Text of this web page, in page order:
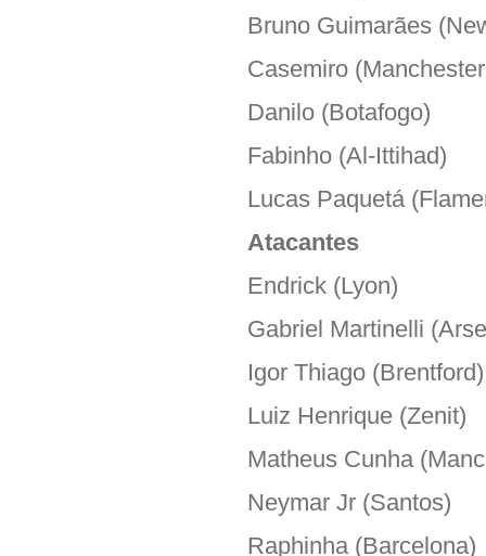
Bruno Guimarães
Casemiro
Danilo (Botafogo)
Fabinho (Al-Ittihad)
Lucas Paquetá
Atacantes
Endrick (Lyon)
Gabriel Martinelli
Igor Thiago (Brentford)
Luiz Henrique (Zenit)
Matheus Cunha
Neymar Jr (Santos)
Raphinha (Barcelona)